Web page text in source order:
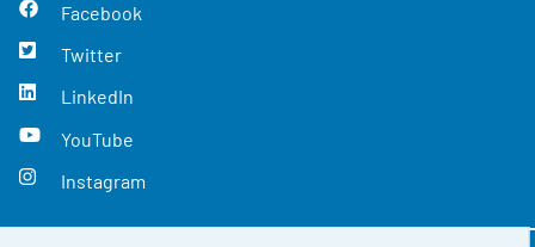
Facebook
Twitter
LinkedIn
YouTube
Instagram